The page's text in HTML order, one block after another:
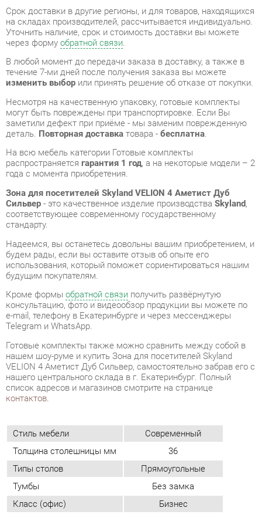
течение 7-ми дней после получения заказа вы можете
изменить выборили принять решение об отказе от покупки.
Несмотря на качественную упаковку, готовые комплекты
могут быть повреждены при транспортировке. Если Вы
заметили дефект при приёме - мы заменим поврежденную
деталь.Повторная доставкатовара -бесплатна.
На всю мебель категории Готовые комплекты
распространяетсягарантия 1 год, а на некоторые модели – 2
года с момента приобретения.
Зона для посетителей Skyland VELION 4 Аметист Дуб
Сильвер - это качественное изделие производстваSkyland
соответствующее современному государственному
стандарту.
Надеемся, вы останетесь довольны вашим приобретением, и
будем рады, если вы оставите отзыв об опыте его
использования, который поможет сориентироваться нашим
будущим покупателям.
Кроме формы
e-mail, телефону в Екатеринбурге и через мессенджеры
Telegram и WhatsApp.
Готовые комплекты также можно сравнить между собой в
VELION 4 Аметист Дуб Сильвер, самостоятельно забрав его с
нашего центрального склада в г. Екатеринбург. Полный
список адресов и магазинов смотрите на странице
контактов.
Стиль мебели
Современный
Толщина столешницы мм
36
Типы столов
Прямоугольные
Класс (офис)
Бизнес
Материал
Лдсп
Цвет
Аметист/дуб сильвер
ОТЗЫВЫ
Пока нет отзывов, поделитесь первым своим мнением.